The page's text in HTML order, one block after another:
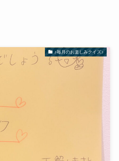
♪毎月のお楽しみクイズ♪